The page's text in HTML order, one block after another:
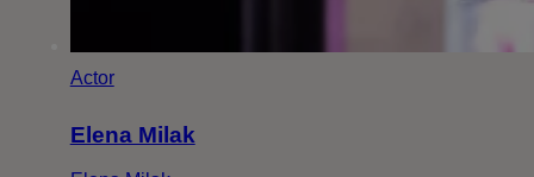
Actor
Elena Milak